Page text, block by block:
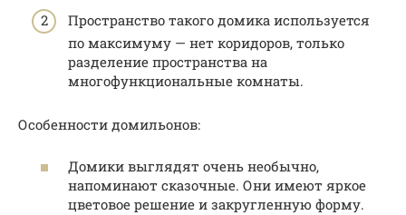
Пространство такого домика используется
по максимуму — нет коридоров, только
разделение пространства на
многофункциональные комнаты.
Особенности домильонов:
Домики выглядят очень необычно,
напоминают сказочные. Они имеют яркое
цветовое решение и закругленную форму.